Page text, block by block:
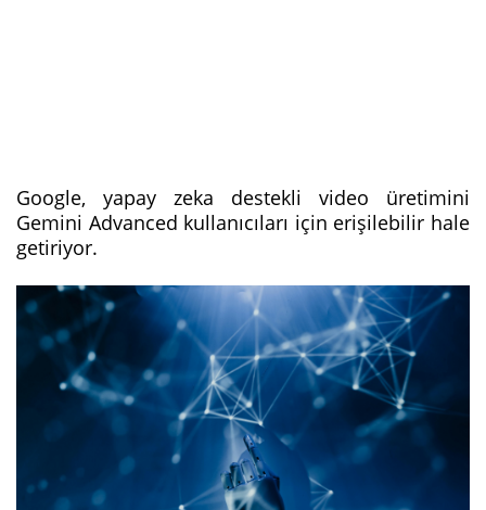
Google, yapay zeka destekli video üretimini
Gemini Advanced kullanıcıları için erişilebilir hale
getiriyor.